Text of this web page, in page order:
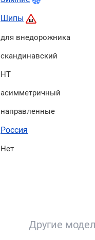
Шипы
для внедорожника
скандинавский
HT
асимметричный
направленные
Россия
Нет
Другие